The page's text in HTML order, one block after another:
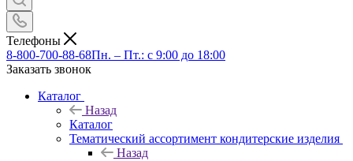
Телефоны
8-800-700-88-68Пн. – Пт.: с 9:00 до 18:00
Заказать звонок
Каталог
Назад
Каталог
Тематический ассортимент кондитерские изделия
Назад